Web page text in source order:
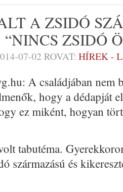
A ZSIDÓ
“NINCS ZSIDÓ
07-02 ROVAT: HÍREK -
A családjában nem
hogy a dédapját
ez miként, hogyan
tabutéma.
származású és